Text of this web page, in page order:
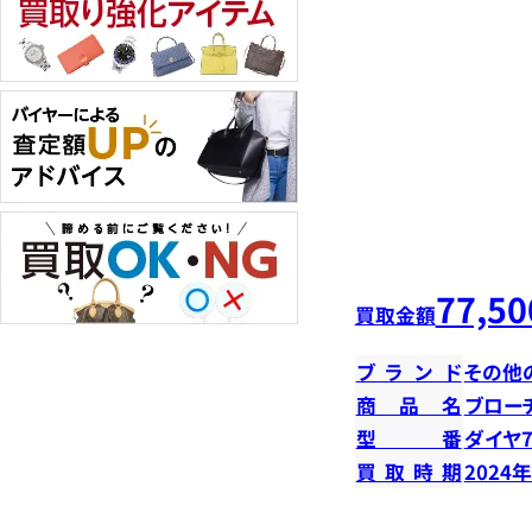
買取金額
ブランドその他
商品名 ブロー
型番ダイヤ
買取時期2024